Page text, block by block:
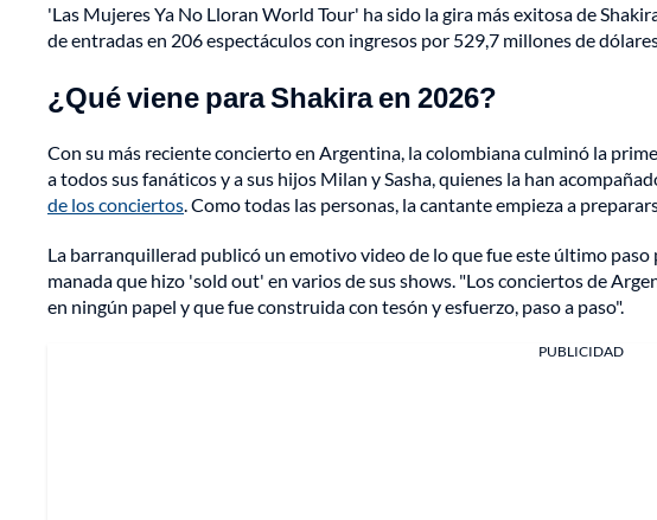
'Las Mujeres Ya No Lloran World Tour' ha sido la gira más exitosa de
de entradas en 206 espectáculos con ingresos por 529,7 millones de
¿Qué viene para Shakira en 2026?
Con su más reciente concierto en Argentina, la colombiana culminó la
a todos sus fanáticos y a sus hijos Milan y Sasha, quienes la han
de los conciertos. Como todas las personas, la cantante empieza a
La barranquillerad publicó un emotivo video de lo que fue este último
manada que hizo 'sold out' en varios de sus shows. "Los conciertos de
en ningún papel y que fue construida con tesón y esfuerzo, paso a paso".
PUBLICIDAD